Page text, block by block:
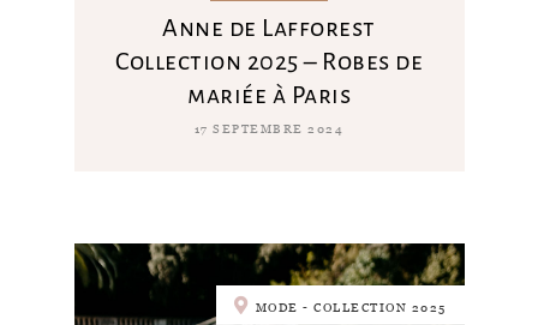
Anne de Lafforest
Collection 2025 – Robes de
mariée à Paris
17 SEPTEMBRE 2024
MODE - COLLECTION 2025